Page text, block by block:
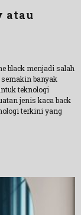
atau
black menjadi salah
banyak
teknologi
jenis kaca back
terkini yang